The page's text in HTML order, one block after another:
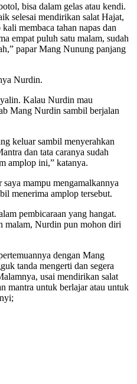
bisa dalam gelas atau kendi.
selesai mendirikan salat Hajat,
membaca tahan napas dan
empat puluh satu malam, sudah
papar Mang Nunung panjang
Nurdin.
Kalau Nurdin mau
Mang Nurdin sambil berjalan
keluar sambil menyerahkan
dan tata caranya sudah
amplop ini,” katanya.
mampu mengamalkannya
menerima amplop tersebut.
pembicaraan yang hangat.
malam, Nurdin pun mohon diri
dengan Mang
tanda mengerti dan segera
usai mendirikan salat
mantra untuk berlajar atau untuk